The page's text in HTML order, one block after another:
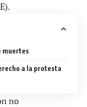
muertes
a la protesta
no